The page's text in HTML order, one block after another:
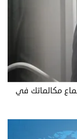
مكالماتك في